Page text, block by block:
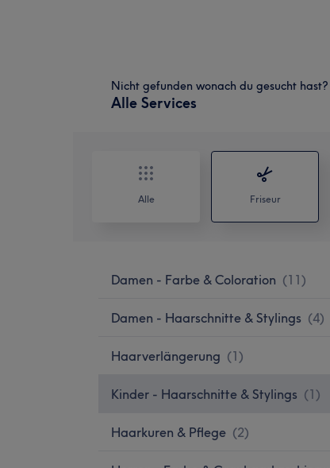
Nicht gefunden wonach du gesucht hast?
Alle Services
Alle Friseur
Damen - Farbe & Coloration (11)
Damen - Haarschnitte & Stylings (4)
Haarverlängerung (1)
Kinder - Haarschnitte & Stylings (1 )
Haarkuren & Pflege (2)